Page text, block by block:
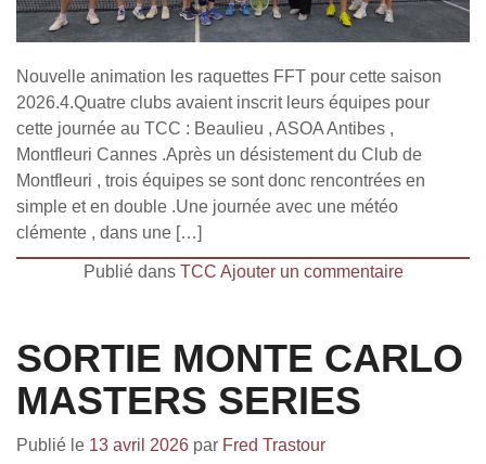
Nouvelle animation les raquettes FFT pour cette saison
2026.4.Quatre clubs avaient inscrit leurs équipes pour
cette journée au TCC : Beaulieu , ASOA Antibes ,
Montfleuri Cannes .Après un désistement du Club de
Montfleuri , trois équipes se sont donc rencontrées en
simple et en double .Une journée avec une météo
clémente , dans une […]
Publié dans TCC Ajouter un commentaire
SORTIE MONTE CARLO
MASTERS SERIES
Publié le 13 avril 2026 par Fred Trastour